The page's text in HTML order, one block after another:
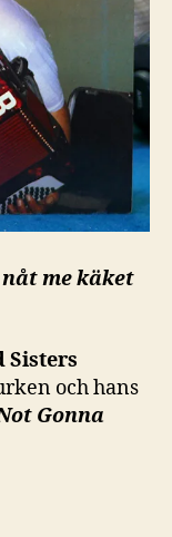
nåt me käket
Sisters
och hans
Gonna